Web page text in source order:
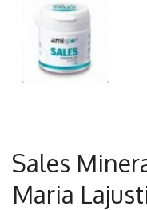
Sales
Maria